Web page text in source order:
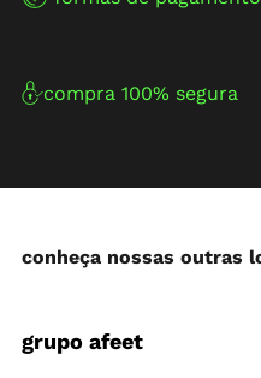
compra 100% segura
conheça nossas outras
grupo afeet